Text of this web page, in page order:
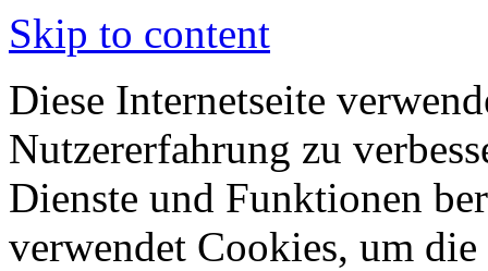
Skip to content
Diese Internetseite
Nutzererfahrung zu
Dienste und Funktionen
verwendet Cookies, um